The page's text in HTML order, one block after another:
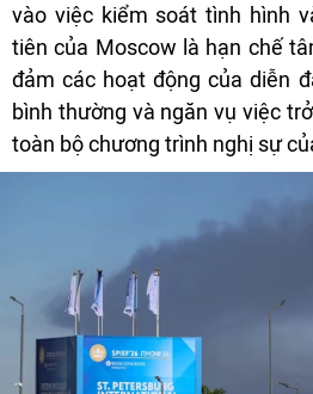
vào việc kiểm soát tình hình
tiên của Moscow là hạn chế
đảm các hoạt động của diễn
bình thường và ngăn vụ việc
toàn bộ chương trình nghị sự